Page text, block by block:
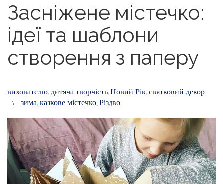
Засніжене містечко:
ідеї та шаблони
створення з паперу
вихователю, дитяча творчість,Новий Рік,святковий декор
\ зима,казкове містечко,Різдво